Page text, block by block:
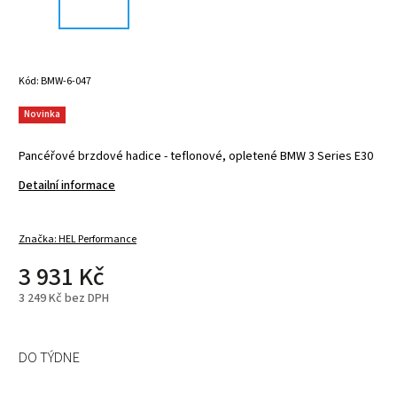
Kód:BMW-6-047
Pancéřové brzdové hadice - teflonové, opletené BMW 3 Series E30
Detailní informace
Novinka
Značka:HEL Performance
3 931 Kč
3 249 Kč bez DPH
DO TÝDNE